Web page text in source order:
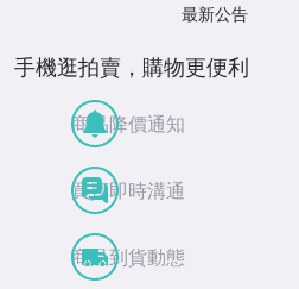
最新公告
手機逛拍賣，購物更便利
商品降價通知
買賣即時溝通
商品到貨動態